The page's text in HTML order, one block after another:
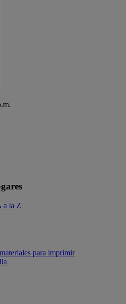
a la Z
para imprimir